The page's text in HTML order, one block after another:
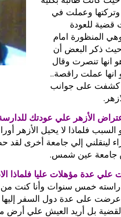
وعملت في
قضية للعودة
المنظورة امام
21 عاماً حيث ذكر البعض أن
تنصرت وقال
عملت راقصة..
كشفت على جوانب
الأزهر علي عودتك
فلماذا لا يحيل الأزهر
لينقلني إلي جامعة أخرى
جامعة عين شمس.
عدة مؤهلات عليا فلماذا
خمس سنوات وأنا كنت من
على عدة دول السفر إليها
القضية بل أريد العيش علي